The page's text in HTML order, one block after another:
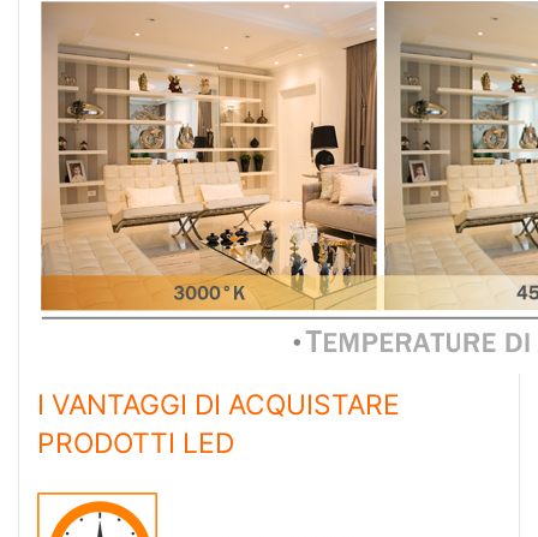
I VANTAGGI DI ACQUISTARE
PRODOTTI LED